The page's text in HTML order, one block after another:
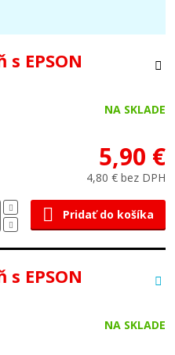
EPSON
NA SKLADE
5,90 €
4,80 € bez DPH
Pridať do košíka
EPSON
NA SKLADE